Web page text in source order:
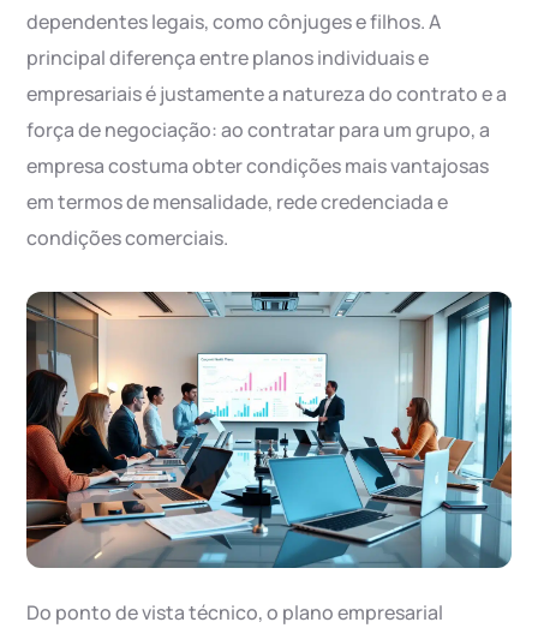
dependentes legais, como cônjuges e filhos. A
principal diferença entre planos individuais e
empresariais é justamente a natureza do contrato e a
força de negociação: ao contratar para um grupo, a
empresa costuma obter condições mais vantajosas
em termos de mensalidade, rede credenciada e
condições comerciais.
Do ponto de vista técnico, o plano empresarial